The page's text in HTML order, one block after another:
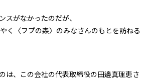
スがなかったのだが、
く〈フプの森〉のみなさんのもとを訪ねる
は、この会社の代表取締役の田邊真理恵さ